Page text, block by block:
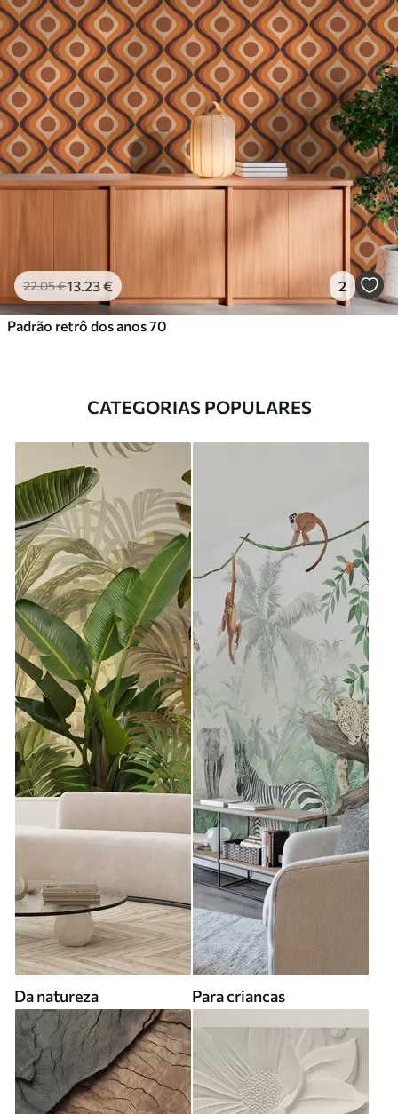
22.05€13.23€ 2
Padrão retrô dos anos 70
CATEGORIAS POPULARES
Da natureza Para criancas